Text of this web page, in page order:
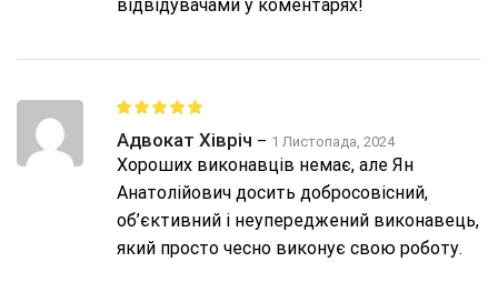
відвідувачами у коментарях!
Адвокат Хівріч – 1 Листопада, 2024
Хороших виконавців немає, але Ян
Анатолійович досить добросовісний,
об’єктивний і неупереджений виконавець,
який просто чесно виконує свою роботу.